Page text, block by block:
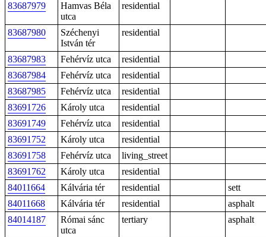
83687979
Hamvas Béla
utca
residential
83687980
Széchenyi
István tér
residential
83687983 Fehérvíz utca
residential
83687984
Fehérvíz utca
residential
83687985
Fehérvíz utca
residential
83691726
Károly utca
residential
83691749
Fehérvíz utca
residential
83691752
Károly utca
residential
83691758
Fehérvíz utca
living_street
83691762
Károly utca
residential
84011664
Kálvária tér residential
sett
84011668
Kálvária tér residential
asphalt
84014187
Római sánc
utca
tertiary asphalt